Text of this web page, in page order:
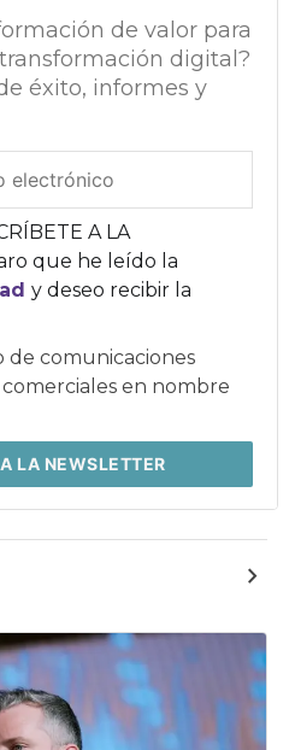
de valor para
digital?
éxito, informes y
A LA
que he leído la
y deseo recibir la
de comunicaciones
en nombre
A LA NEWSLETTER